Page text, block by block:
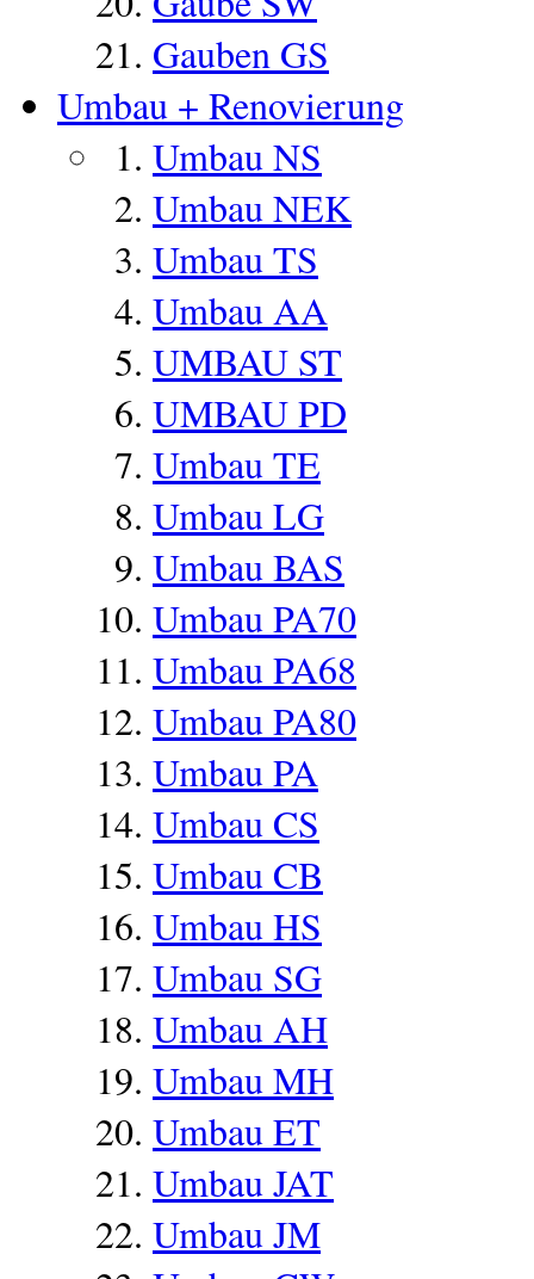
Gauben GS
Umbau + Renovierung
Umbau NS
Umbau NEK
Umbau TS
Umbau AA
UMBAU ST
UMBAU PD
Umbau TE
Umbau LG
Umbau BAS
Umbau PA70
Umbau PA68
Umbau PA80
Umbau PA
Umbau CS
Umbau CB
Umbau HS
Umbau SG
Umbau AH
Umbau MH
Umbau ET
Umbau JAT
Umbau JM